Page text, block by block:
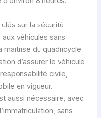
sur la sécurité
véhicules sans
maîtrise du quadricycle
d’assurer le véhicule
civile,
en vigueur.
aussi nécessaire, avec
sans